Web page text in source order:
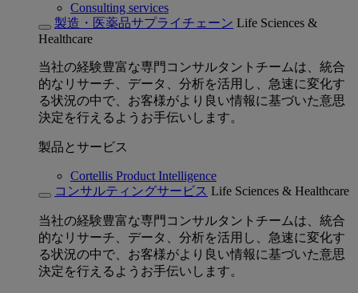
Consulting services
製造・医薬品サプライチェーン Life Sciences &
Healthcare
当社の経験豊富な専門コンサルタントチームは、統合
的なリサーチ、データ、分析を活用し、急速に変化す
る状況の中で、お客様がより良い情報に基づいた意思
決定を行えるようお手伝いします。
製品とサービス
Cortellis Product Intelligence
コンサルティングサービス Life Sciences & Healthcare
当社の経験豊富な専門コンサルタントチームは、統合
的なリサーチ、データ、分析を活用し、急速に変化す
る状況の中で、お客様がより良い情報に基づいた意思
決定を行えるようお手伝いします。